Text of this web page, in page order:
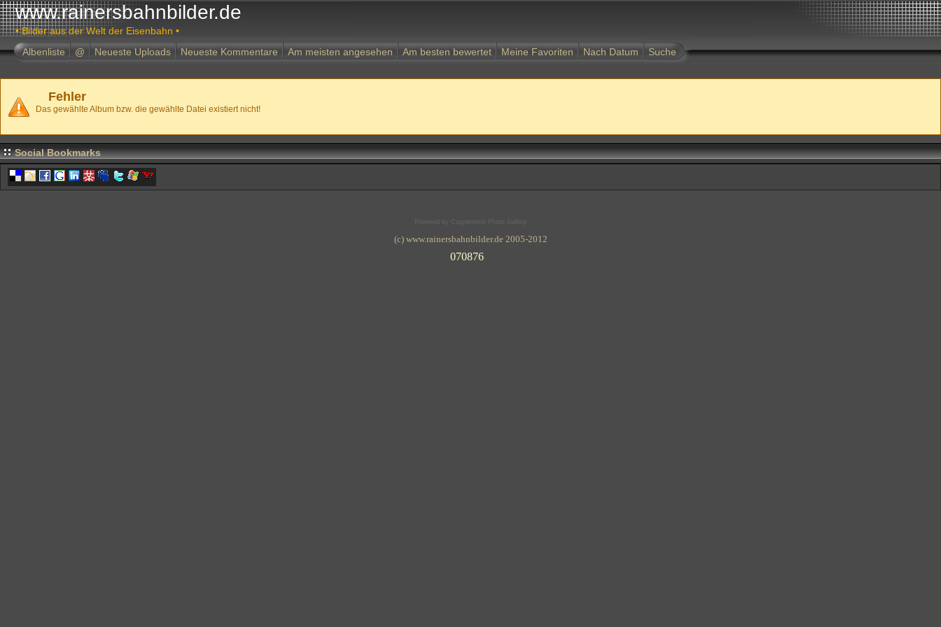
www.rainersbahnbilder.de
• Bilder aus der Welt der Eisenbahn •
Albenliste
@ Neueste Uploads Neueste Kommentare Am meisten angesehen Am besten bewertet Meine Favoriten Nach Datum Suche
Fehler
Das gewählte Album bzw. die gewählte Datei existiert nicht!
Social Bookmarks
(c) www.rainersbahnbilder.de 2005-2012